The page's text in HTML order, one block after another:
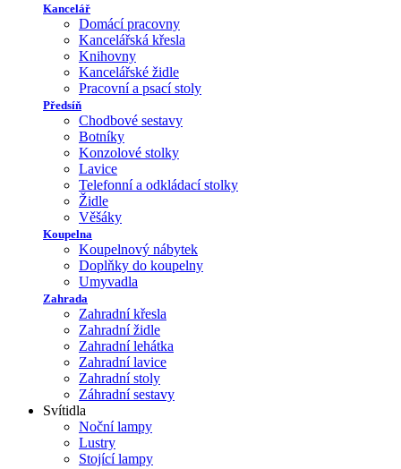
Kancelář
Domácí pracovny
Kancelářská křesla
Knihovny
Kancelářské židle
Pracovní a psací stoly
Předsíň
Chodbové sestavy
Botníky
Konzolové stolky
Lavice
Telefonní a odkládací stolky
Židle
Věšáky
Koupelna
Koupelnový nábytek
Doplňky do koupelny
Umyvadla
Zahrada
Zahradní křesla
Zahradní židle
Zahradní lehátka
Zahradní lavice
Zahradní stoly
Záhradní sestavy
Svítidla
Noční lampy
Lustry
Stojící lampy